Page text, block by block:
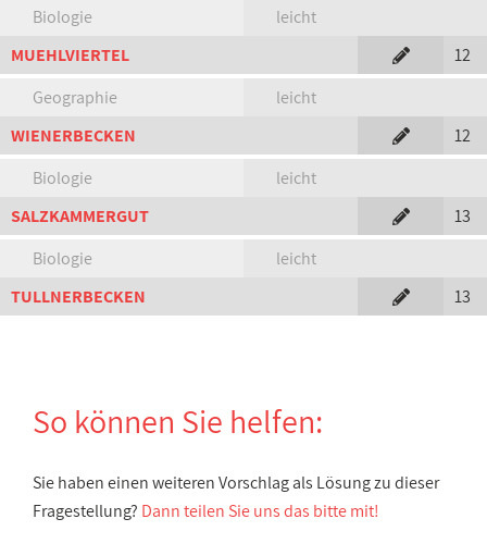
Biologie
leicht
MUEHLVIERTEL
12
Geographie
leicht
WIENERBECKEN
12
Biologie
leicht
SALZKAMMERGUT
13
Biologie
leicht
TULLNERBECKEN
13
So können Sie helfen:
Sie haben einen weiteren Vorschlag als Lösung zu dieser
Fragestellung? Dann teilen Sie uns das bitte mit!